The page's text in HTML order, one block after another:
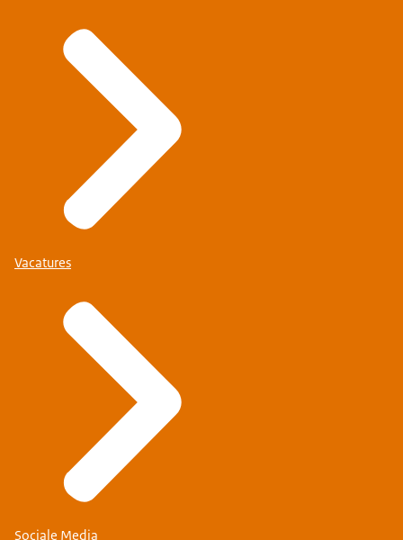
Vacatures
Sociale Media